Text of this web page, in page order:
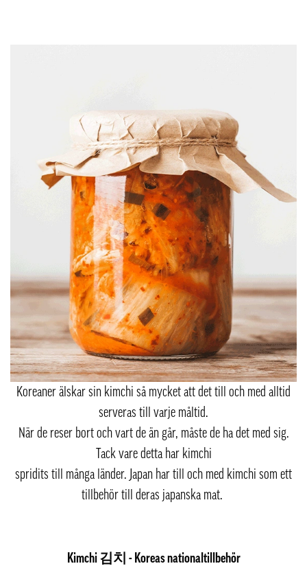
Koreaner älskar sin kimchi så mycket att det till och med alltid
serveras till varje måltid.
När de reser bort och vart de än går, måste de ha det med sig.
Tack vare detta har kimchi
spridits till många länder. Japan har till och med kimchi som ett
tillbehör till deras japanska mat.
Kimchi 김치 - Koreas nationaltillbehör